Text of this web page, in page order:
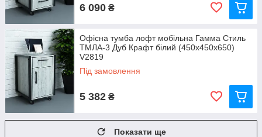
6 090 ₴
Офісна тумба лофт мобільна Гамма Стиль
ТМЛА-3 Дуб Крафт білий (450x450x650)
V2819
Під замовлення
5 382 ₴
Показати ще